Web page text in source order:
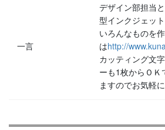
一言
デザイン部担当
型インクジェッ
いろんなものを
はhttp://
カッティング文
ーも1枚からＯＫ
ますのでお気軽